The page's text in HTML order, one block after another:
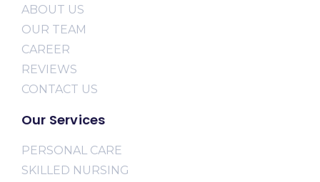
ABOUT US
OUR TEAM
CAREER
REVIEWS
CONTACT US
Our Services
PERSONAL CARE
SKILLED NURSING